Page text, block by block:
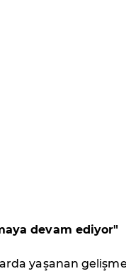
devam ediyor"
yaşanan